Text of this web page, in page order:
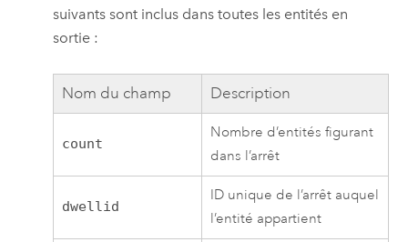
suivants sont inclus dans toutes les entités en
sortie :
Nom du champ Description
count
Nombre d’entités figurant
dans l’arrêt
dwellid
ID unique de l’arrêt auquel
l’entité appartient